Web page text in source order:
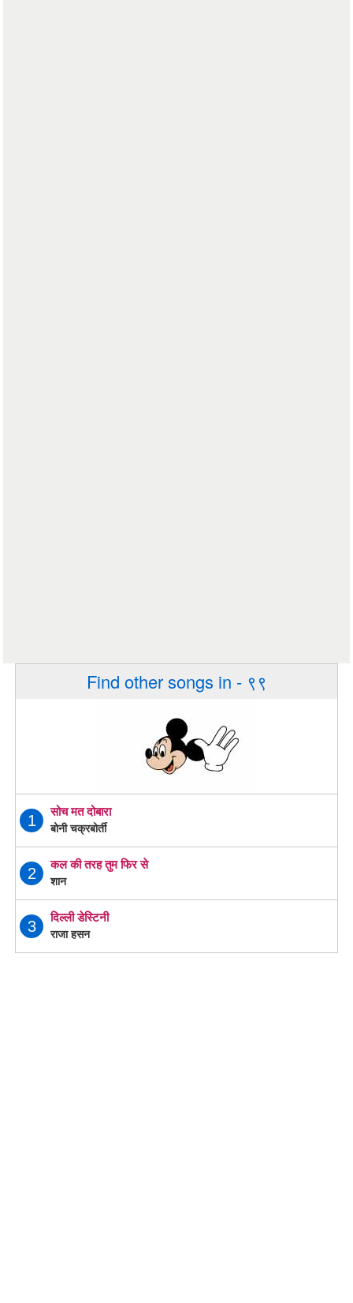
Find other songs in - ९९
1
सोच मत दोबारा
बोनी चक्रबोर्ती
2
कल की तरह तुम फिर से
शान
3
दिल्ली डेस्टिनी
राजा हसन